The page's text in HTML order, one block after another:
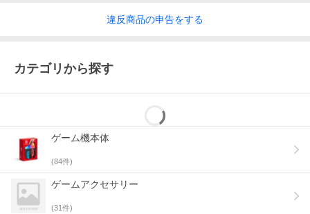
違反商品の申告をする
カテゴリから探す
ゲーム機本体
(84件)
ゲームアクセサリー
(31件)